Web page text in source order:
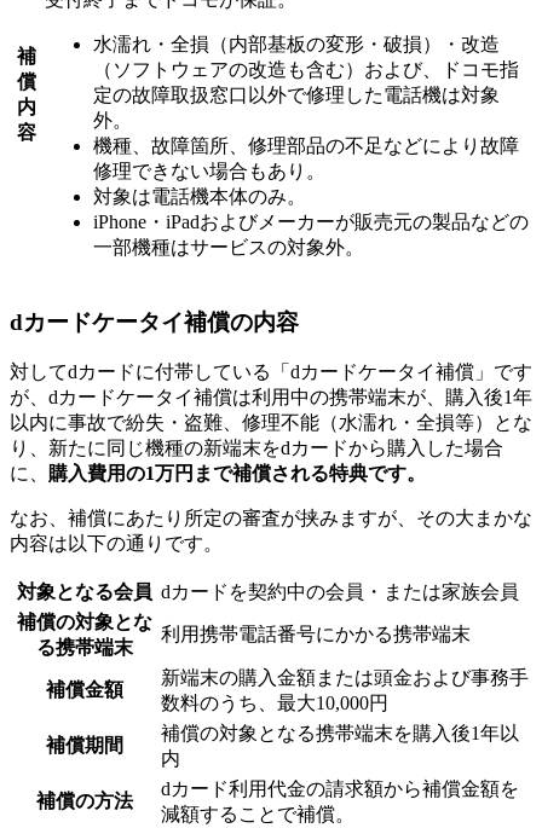
補
償
内
容
水濡れ・全損（内部基板の変形・破損）・改造
（ソフトウェアの改造も含む）および、ドコモ指
定の故障取扱窓口以外で修理した電話機は対象
外。
機種、故障箇所、修理部品の不足などにより故障
修理できない場合もあり。
対象は電話機本体のみ。
iPhone・iPadおよびメーカーが販売元の製品などの
一部機種はサービスの対象外。
dカードケータイ補償の内容
対してdカードに付帯している「dカードケータイ補償」です
が、dカードケータイ補償は利用中の携帯端末が、購入後1年
以内に事故で紛失・盗難、修理不能（水濡れ・全損等）とな
り、新たに同じ機種の新端末をdカードから購入した場合
に、 購入費用の1万円まで補償される特典です。
なお、補償にあたり所定の審査が挟みますが、その大まかな
内容は以下の通りです。
対象となる会員 dカードを契約中の会員・または家族会員
補償の対象とな
る携帯端末
利用携帯電話番号にかかる携帯端末
補償金額
新端末の購入金額または頭金および事務手
数料のうち、最大10,000円
補償期間
補償の対象となる携帯端末を購入後1年以
内
補償の方法
dカード利用代金の請求額から補償金額を
減額することで補償。